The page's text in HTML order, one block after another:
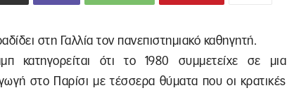
στη Γαλλία τον πανεπιστημιακό καθηγητή.
κατηγορείται ότι το 1980 συμμετείχε σε μια
στο Παρίσι με τέσσερα θύματα που οι κρατικές